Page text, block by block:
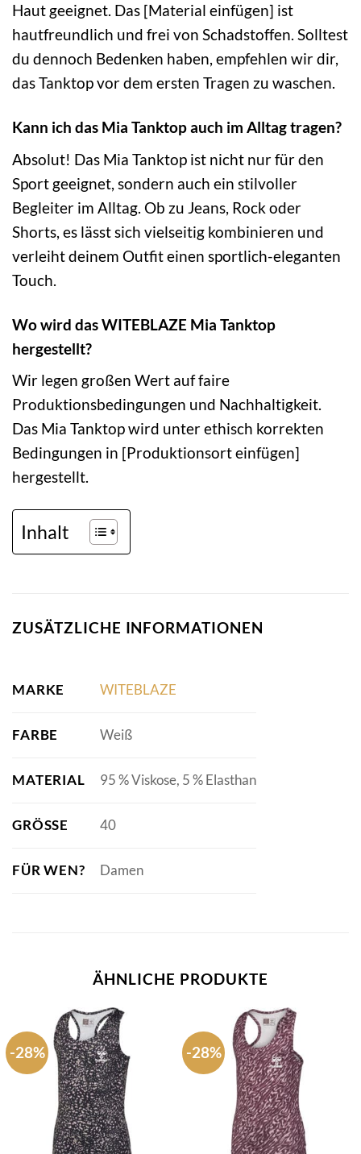
Haut geeignet. Das [Material einfügen] ist
hautfreundlich und frei von Schadstoffen. Solltest
du dennoch Bedenken haben, empfehlen wir dir,
das Tanktop vor dem ersten Tragen zu waschen.
Kann ich das Mia Tanktop auch im Alltag tragen?
Absolut! Das Mia Tanktop ist nicht nur für den
Sport geeignet, sondern auch ein stilvoller
Begleiter im Alltag. Ob zu Jeans, Rock oder
Shorts, es lässt sich vielseitig kombinieren und
verleiht deinem Outfit einen sportlich-eleganten
Touch.
Wo wird das WITEBLAZE Mia Tanktop
hergestellt?
Wir legen großen Wert auf faire
Produktionsbedingungen und Nachhaltigkeit.
Das Mia Tanktop wird unter ethisch korrekten
Bedingungen in [Produktionsort einfügen]
hergestellt.
Inhalt
ZUSÄTZLICHE INFORMATIONEN
MARKE WITEBLAZE
FARBE Weiß
MATERIAL 95 % Viskose, 5 % Elasthan
GRÖSSE 40
FÜR WEN? Damen
ÄHNLICHE PRODUKTE
-28% -28%